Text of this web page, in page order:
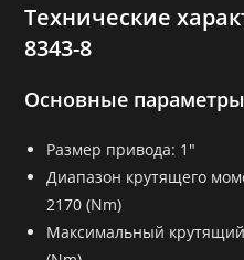
Технические
8343-8
Основные параметры
Размер привода: 1″
Диапазон крутящего
2170 (Nm)
Максимальный крутящий